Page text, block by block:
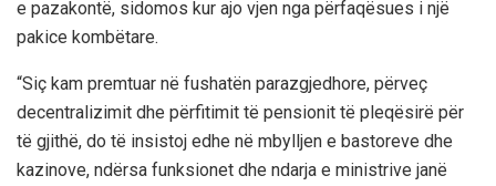
e pazakontë, sidomos kur ajo vjen nga përfaqësues i një
pakice kombëtare.
“Siç kam premtuar në fushatën parazgjedhore, përveç
decentralizimit dhe përfitimit të pensionit të pleqësirë për
të gjithë, do të insistoj edhe në mbylljen e bastoreve dhe
kazinove, ndërsa funksionet dhe ndarja e ministrive janë